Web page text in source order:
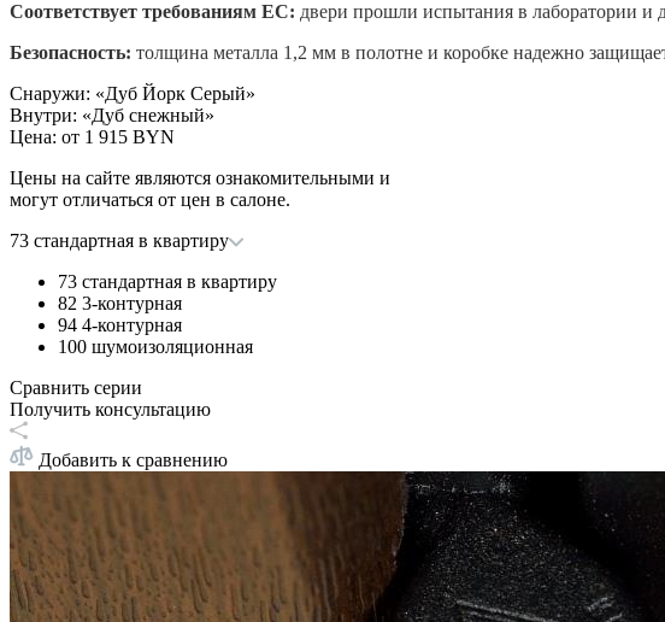
Соответствует требованиям ЕС: двери прошли испытания в лаборатории и
Безопасность: толщина металла 1,2 мм в полотне и коробке надежно
Снаружи: «Дуб Йорк Серый»
Внутри: «Дуб снежный»
Цена: от 1 915 BYN
Цены на сайте являются ознакомительными и
могут отличаться от цен в салоне.
73 стандартная в квартиру
73 стандартная в квартиру
82 3-контурная
94 4-контурная
100 шумоизоляционная
Сравнить серии
Получить консультацию
Добавить к сравнению